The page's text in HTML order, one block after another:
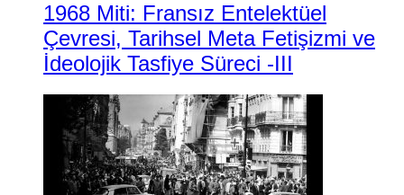
1968 Miti: Fransız Entelektüel
Çevresi, Tarihsel Meta Fetişizmi ve
İdeolojik Tasfiye Süreci -III